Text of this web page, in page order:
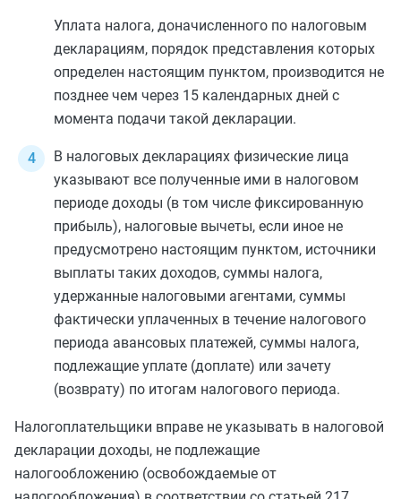
Уплата налога, доначисленного по налоговым
декларациям, порядок представления которых
определен настоящим пунктом, производится не
позднее чем через 15 календарных дней с
момента подачи такой декларации.
В налоговых декларациях физические лица
указывают все полученные ими в налоговом
периоде доходы (в том числе фиксированную
прибыль), налоговые вычеты, если иное не
предусмотрено настоящим пунктом, источники
выплаты таких доходов, суммы налога,
удержанные налоговыми агентами, суммы
фактически уплаченных в течение налогового
периода авансовых платежей, суммы налога,
подлежащие уплате (доплате) или зачету
(возврату) по итогам налогового периода.
Налогоплательщики вправе не указывать в налоговой
декларации доходы, не подлежащие
налогообложению (освобождаемые от